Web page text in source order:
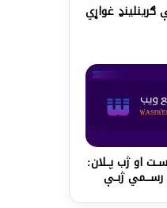
ګرينلينډ غواړي
او ژب پــلان:
رســـمي ژبــې